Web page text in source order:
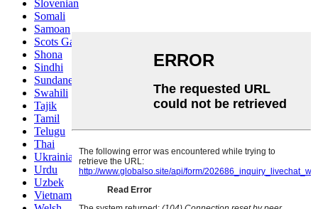
Slovenian
Somali
Samoan
Scots Gaelic
Shona
Sindhi
Sundanese
Swahili
Tajik
Tamil
Telugu
Thai
Ukrainian
Urdu
Uzbek
Vietnamese